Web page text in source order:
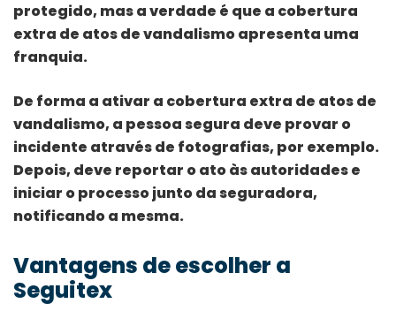
protegido, mas a verdade é que a cobertura
extra de atos de vandalismo apresenta uma
franquia.
De forma a ativar a cobertura extra de atos de
vandalismo, a pessoa segura deve provar o
incidente através de fotografias, por exemplo.
Depois, deve reportar o ato às autoridades e
iniciar o processo junto da seguradora,
notificando a mesma.
Vantagens de escolher a
Seguitex